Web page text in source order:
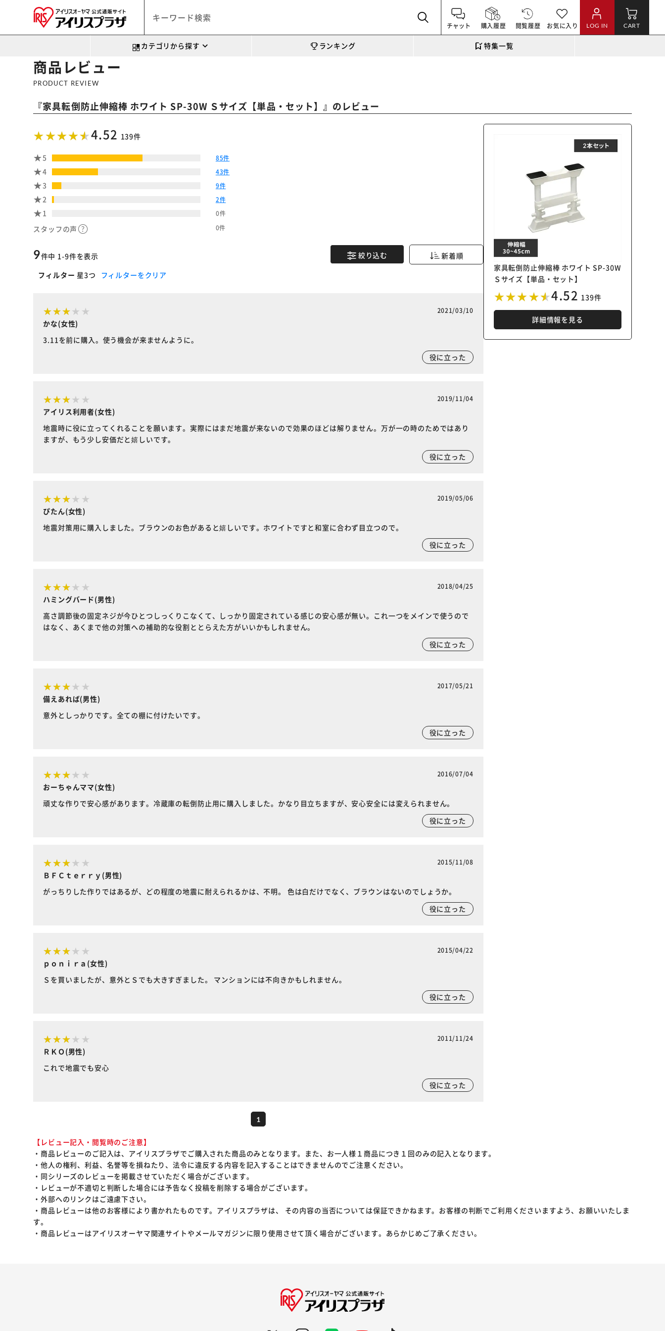
チャット 購入履歴 閲覧履歴 お気に入り LOG IN CART
カテゴリから探す ランキング 特集一覧
商品レビュー
PRODUCT REVIEW
『家具転倒防止伸縮棒 ホワイト SP-30W Ｓサイズ【単品・セット】』のレビュー
家具転倒防止伸縮棒 ホワイト SP-30W
Ｓサイズ【単品・セット】
4.52 139件
詳細情報を見る
4.52 139件
5 85件
4 43件
3 9件
2 2件
1 0件
スタッフの声 0件
絞り込む 新着順
9件中 1-9件を表示
フィルター 星3つ フィルターをクリア
2021/03/10
かな(女性)
3.11を前に購入。使う機会が来ませんように。
役に立った
2019/11/04
アイリス利用者(女性)
地震時に役に立ってくれることを願います。実際にはまだ地震が来ないので効果のほどは解りません。万が一の時のためではあり
ますが、もう少し安価だと嬉しいです。
役に立った
2019/05/06
ぴたん(女性)
地震対策用に購入しました。ブラウンのお色があると嬉しいです。ホワイトですと和室に合わず目立つので。
役に立った
2018/04/25
ハミングバード(男性)
高さ調節後の固定ネジが今ひとつしっくりこなくて、しっかり固定されている感じの安心感が無い。これ一つをメインで使うので
はなく、あくまで他の対策への補助的な役割ととらえた方がいいかもしれません。
役に立った
2017/05/21
備えあれば(男性)
意外としっかりです。全ての棚に付けたいです。
役に立った
2016/07/04
おーちゃんママ(女性)
頑丈な作りで安心感があります。冷蔵庫の転倒防止用に購入しました。かなり目立ちますが、安心安全には変えられません。
役に立った
2015/11/08
ＢＦＣｔｅｒｒｙ(男性)
がっちりした作りではあるが、どの程度の地震に耐えられるかは、不明。 色は白だけでなく、ブラウンはないのでしょうか。
役に立った
2015/04/22
ｐｏｎｉｒａ(女性)
Ｓを買いましたが、意外とＳでも大きすぎました。 マンションには不向きかもしれません。
役に立った
2011/11/24
ＲＫＯ(男性)
これで地震でも安心
役に立った
1
【レビュー記入・閲覧時のご注意】
・商品レビューのご記入は、アイリスプラザでご購入された商品のみとなります。また、お一人様１商品につき１回のみの記入となります。
・他人の権利、利益、名誉等を損ねたり、法令に違反する内容を記入することはできませんのでご注意ください。
・同シリーズのレビューを掲載させていただく場合がございます。
・レビューが不適切と判断した場合には予告なく投稿を削除する場合がございます。
・外部へのリンクはご遠慮下さい。
・商品レビューは他のお客様により書かれたものです。アイリスプラザは、 その内容の当否については保証できかねます。お客様の判断でご利用くださいますよう、お願いいたしま
す。
・商品レビューはアイリスオーヤマ関連サイトやメールマガジンに限り使用させて頂く場合がございます。あらかじめご了承ください。